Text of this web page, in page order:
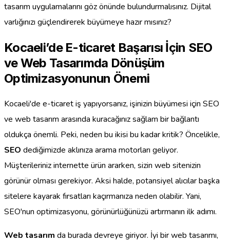
tasarım uygulamalarını göz önünde bulundurmalısınız. Dijital
varlığınızı güçlendirerek büyümeye hazır mısınız?
Kocaeli’de E-ticaret Başarısı İçin SEO
ve Web Tasarımda Dönüşüm
Optimizasyonunun Önemi
Kocaeli'de e-ticaret iş yapıyorsanız, işinizin büyümesi için SEO
ve web tasarım arasında kuracağınız sağlam bir bağlantı
oldukça önemli. Peki, neden bu ikisi bu kadar kritik? Öncelikle,
SEO dediğimizde aklınıza arama motorları geliyor.
Müşterileriniz internette ürün ararken, sizin web sitenizin
görünür olması gerekiyor. Aksi halde, potansiyel alıcılar başka
sitelere kayarak fırsatları kaçırmanıza neden olabilir. Yani,
SEO'nun optimizasyonu, görünürlüğünüzü artırmanın ilk adımı.
Web tasarım da burada devreye giriyor. İyi bir web tasarımı,